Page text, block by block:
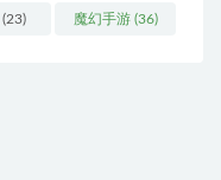
(23) 魔幻手游(36)